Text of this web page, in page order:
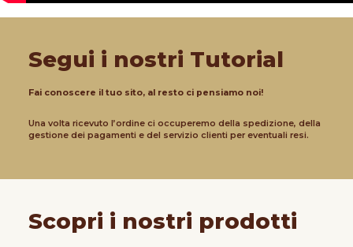
Segui i nostri Tutorial
Fai conoscere il tuo sito, al resto ci pensiamo noi!
Una volta ricevuto l’ordine ci occuperemo della spedizione, della
gestione dei pagamenti e del servizio clienti per eventuali resi.
Scopri i nostri prodotti